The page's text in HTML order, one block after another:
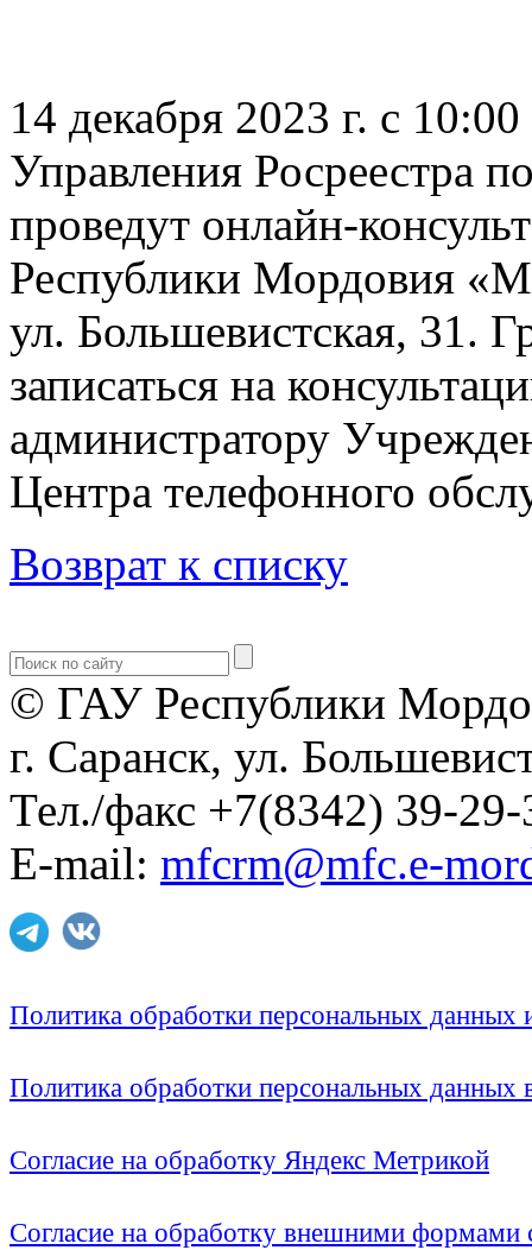
14 декабря 2023 г. с
Управления Росреестра
проведут онлайн-
Республики Мордовия
ул. Большевистская, 31.
записаться на
администратору
Центра телефонного
Возврат к списку
© ГАУ Республики
г. Саранск, ул.
Тел./факс +7(8342) 39-29-
E-mail: mfcrm@mfc.e-
Политика обработки персональных
Политика обработки персональных
Согласие на обработку Яндекс Метрикой
Согласие на обработку внешними формами